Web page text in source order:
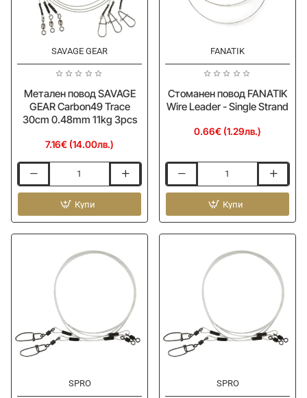
SAVAGE GEAR
Метален повод SAVAGE
GEAR Carbon49 Trace
30cm 0.48mm 11kg 3pcs
7.16€ (14.00лв.)
повод
GEAR
Carbon49
Купи
FANATIK
Стоманен повод FANATIK
Wire Leader - Single Strand
0.66€ (1.29лв.)
повод
Wire
Leader
Купи
SPRO SPRO